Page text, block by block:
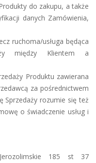
do zakupu, a także
danych Zamówienia,
ruchoma/usługa będąca
między Klientem a
Produktu zawierana
za pośrednictwem
Sprzedaży rozumie się też
o świadczenie usług i
185 st 37